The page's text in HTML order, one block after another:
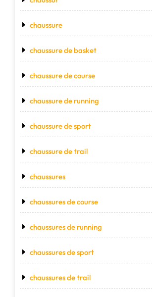
chaussure
chaussure de basket
chaussure de course
chaussure de running
chaussure de sport
chaussure de trail
chaussures
chaussures de course
chaussures de running
chaussures de sport
chaussures de trail